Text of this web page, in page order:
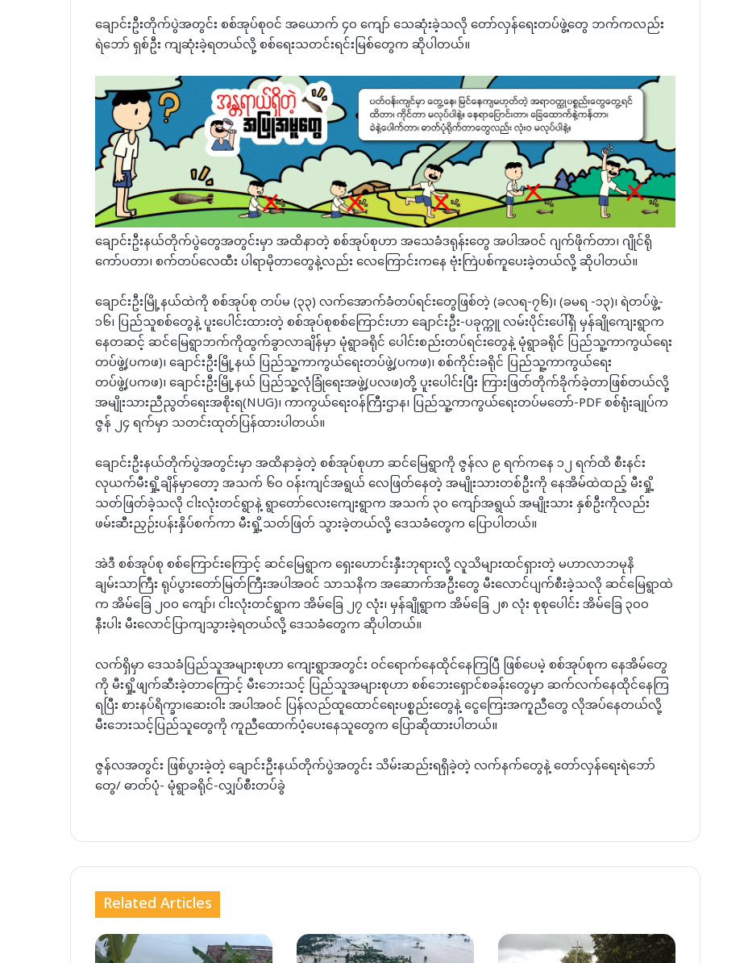
‌ချောင်းဦးတိုက်ပွဲအတွင်း စစ်အုပ်စုဝင် အယောက် ၄၀ ကျော် သေဆုံးခဲ့သလို တော်လှန်ရေးတပ်ဖွဲ့တွေ ဘက်ကလည်း
ရဲဘော် ရှစ်ဦး ကျဆုံးခဲ့ရတယ်လို့ စစ်ရေးသတင်းရင်းမြစ်တွေက ဆိုပါတယ်။
ချောင်းဦးနယ်တိုက်ပွဲတွေအတွင်းမှာ အထိနာတဲ့ စစ်အုပ်စုဟာ အသေခံဒရုန်းတွေ အပါအဝင် ဂျက်ဖိုက်တာ၊ ဂျိုင်ရို
ကော်ပတာ၊ စက်တပ်လေထီး ပါရာမိုတာတွေနဲ့လည်း လေကြောင်းကနေ ဗုံးကြဲပစ်ကူပေးခဲ့တယ်လို့ ဆိုပါတယ်။
ချောင်းဦးမြို့နယ်ထဲကို စစ်အုပ်စု တပ်မ (၃၃) လက်အောက်ခံတပ်ရင်းတွေဖြစ်တဲ့ (ခလရ-၇၆)၊ (ခမရ -၁၃)၊ ရဲတပ်ဖွဲ့-
၁၆၊ ပြည်သူစစ်တွေနဲ့ ပူးပေါင်းထားတဲ့ စစ်အုပ်စုစစ်ကြောင်းဟာ ချောင်းဦး-ပခုက္ကူ လမ်းပိုင်းပေါ်ရှိ မှန်ချိုကျေးရွာက
နေတဆင့် ဆင်မြေရွာဘက်ကိုထွက်ခွာလာချိန်မှာ မုံရွာခရိုင် ပေါင်းစည်းတပ်ရင်းတွေနဲ့ မုံရွာခရိုင် ပြည်သူ့ကာကွယ်ရေး
တပ်ဖွဲ့(ပကဖ)၊ ချောင်းဦးမြို့နယ် ပြည်သူ့ကာကွယ်ရေးတပ်ဖွဲ့(ပကဖ)၊ စစ်ကိုင်းခရိုင် ပြည်သူ့ကာကွယ်ရေး
တပ်ဖွဲ့(ပကဖ)၊ ချောင်းဦးမြို့နယ် ပြည်သူ့လုံခြုံရေးအဖွဲ့(ပလဖ)တို့ ပူးပေါင်းပြီး ကြားဖြတ်တိုက်ခိုက်ခဲ့တာဖြစ်တယ်လို့
အမျိုးသားညီညွတ်ရေးအစိုးရ(NUG)၊ ကာကွယ်ရေးဝန်ကြီးဌာန၊ ပြည်သူ့ကာကွယ်ရေးတပ်မတော်-PDF စစ်ရုံးချုပ်က
ဇွန် ၂၄ ရက်မှာ သတင်းထုတ်ပြန်ထားပါတယ်။
ချောင်းဦးနယ်တိုက်ပွဲအတွင်းမှာ အထိနာခဲ့တဲ့ စစ်အုပ်စုဟာ ဆင်မြေရွာကို ဇွန်လ ၉ ရက်ကနေ ၁၂ ရက်ထိ စီးနင်း
လုယက်မီးရှို့ချိန်မှာတော့ အသက် ၆၀ ဝန်းကျင်အရွယ် လေဖြတ်နေတဲ့ အမျိုးသားတစ်ဦးကို နေအိမ်ထဲထည့် မီးရှို့
သတ်ဖြတ်ခဲ့သလို ငါးလုံးတင်ရွာနဲ့ ရွာတော်လေးကျေးရွာက အသက် ၃၀ ကျော်အရွယ် အမျိုးသား နှစ်ဦးကိုလည်း
ဖမ်းဆီးညှဉ်းပန်းနှိပ်စက်ကာ မီးရှို့သတ်ဖြတ် သွားခဲ့တယ်လို့ ဒေသခံတွေက ပြောပါတယ်။
အဲဒီ စစ်အုပ်စု စစ်ကြောင်းကြောင့် ဆင်မြေရွာက ရှေးဟောင်းနှီးဘုရားလို့ လူသိများထင်ရှားတဲ့ မဟာလာဘမုနိ
ချမ်းသာကြီး ရုပ်ပွားတော်မြတ်ကြီးအပါအဝင် သာသနိက အဆောက်အဦးတွေ မီးလောင်ပျက်စီးခဲ့သလို ဆင်မြေရွာထဲ
က အိမ်ခြေ ၂၀၀ ကျော်၊ ငါးလုံးတင်ရွာက အိမ်ခြေ ၂၇ လုံး၊ မှန်ချိုရွာက အိမ်ခြေ ၂၈ လုံး စုစုပေါင်း အိမ်ခြေ ၃၀၀
နီးပါး မီးလောင်ပြာကျသွားခဲ့ရတယ်လို့ ဒေသခံတွေက ဆိုပါတယ်။
လက်ရှိမှာ ဒေသခံပြည်သူအများစုဟာ ကျေးရွာအတွင်း ဝင်ရောက်နေထိုင်နေကြပြီ ဖြစ်ပေမဲ့ စစ်အုပ်စုက နေအိမ်တွေ
ကို မီးရှို့ဖျက်ဆီးခဲ့တာကြောင့် မီးဘေးသင့် ပြည်သူအများစုဟာ စစ်ဘေးရှောင်စခန်းတွေမှာ ဆက်လက်နေထိုင်နေကြ
ရပြီး စားနပ်ရိက္ခာ၊ဆေးဝါး အပါအဝင် ပြန်လည်ထူထောင်ရေးပစ္စည်းတွေနဲ့ ငွေကြေးအကူညီတွေ လိုအပ်နေတယ်လို့
မီးဘေးသင့်ပြည်သူတွေကို ကူညီထောက်ပံ့ပေးနေသူတွေက ပြောဆိုထားပါတယ်။
ဇွန်လအတွင်း ဖြစ်ပွားခဲ့တဲ့ ချောင်းဦးနယ်တိုက်ပွဲအတွင်း သိမ်းဆည်းရရှိခဲ့တဲ့ လက်နက်တွေနဲ့ တော်လှန်ရေးရဲဘော်
တွေ/ ဓာတ်ပုံ- မုံရွာခရိုင်-လျှပ်စီးတပ်ခွဲ
Related Articles